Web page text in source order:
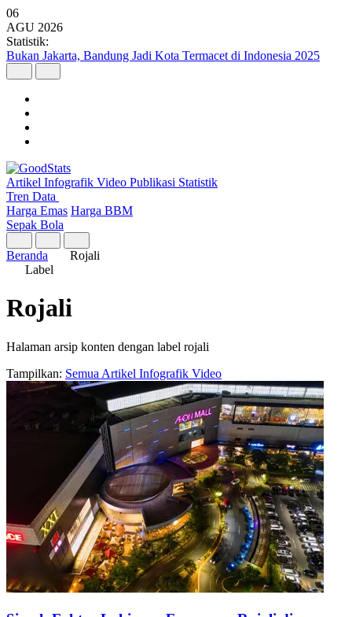
06
AGU 2026
Statistik:
Bukan Jakarta, Bandung Jadi Kota Termacet di Indonesia 2025
Artikel Infografik Video Publikasi Statistik
Tren Data
Harga Emas Harga BBM
Sepak Bola
Beranda
Rojali
Label
Rojali
Halaman arsip konten dengan label rojali
Tampilkan: Semua Artikel Infografik Video